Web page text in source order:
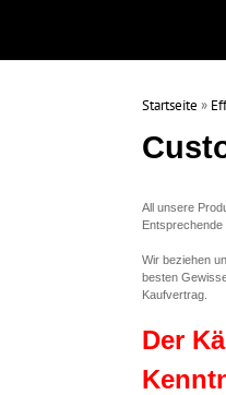
Startseite »
All unsere
Wir beziehen
besten
Kaufvertrag.
Der